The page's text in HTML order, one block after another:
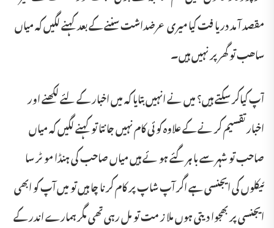
مقصد آ مد دریا فت کیا میری عرضداشت سننے کے بعد کہنے لگیں کہ میاں
ساھب تو گھر پر نہیں ہیں۔
آپ کیاکر سکتے ہیں؟ میں نے انہیں بتایا کہ میں اخبار کے لئے لکھنے اور
اخبار تقسیم کر نے کے علاوہ کو ئی کام نہیں جا نتا تو کہنے لگیں کہ میاں
صاحب تو شہر سے با ہر گئے ہو ئے ہیں میاں صاحب کی ہنڈا مو ٹر سا
ئیکلوں کی ایجنسی ہے اگر آپ شاپ پر کام کر نا چا ہیں تو میں آپ کو ابھی
ایجنسی پر بھجوا دیتی ہوں ملا ز مت تو مل رہی تھی مگر ہمارے اندر کے